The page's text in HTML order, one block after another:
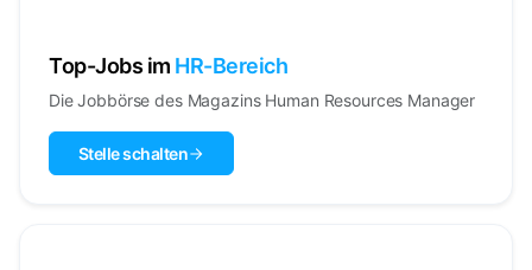
Top-Jobs im HR-Bereich
Die Jobbörse des Magazins Human Resources Manager
Stelle schalten